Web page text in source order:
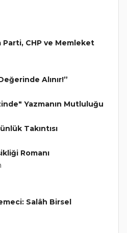
Parti, CHP ve Memleket
Alınır!”
Yazmanın Mutluluğu
Takıntısı
Romanı
Salâh Birsel